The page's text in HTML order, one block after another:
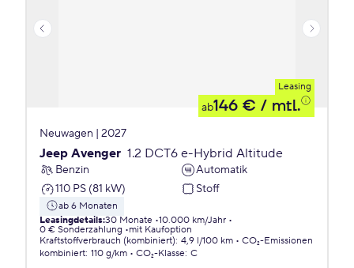
Leasing
ab146 € / mtl.
Neuwagen | 2027
Jeep Avenger 1.2 DCT6 e-Hybrid Altitude
Benzin
Automatik
110 PS (81 kW)
Stoff
ab 6 Monaten
Leasingdetails:30 Monate 10.000 km/Jahr
0 € Sonderzahlung
mit Kaufoption
Kraftstoffverbrauch (kombiniert): 4,9 l/100 km
CO₂-Emissionen
kombiniert: 110 g/km CO₂-Klasse: C